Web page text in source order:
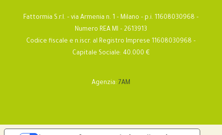
Fattormia S.r.l. – via Armenia n. 1 – Milano – p.i. 11608030968 –
Numero REA MI – 2613913
Codice fiscale e n.iscr. al Registro Imprese 11608030968 –
Capitale Sociale: 40.000 €
Agenzia: 7AM